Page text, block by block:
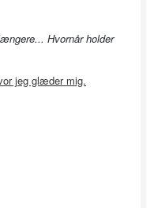
Hvornår holder
jeg glæder mig.